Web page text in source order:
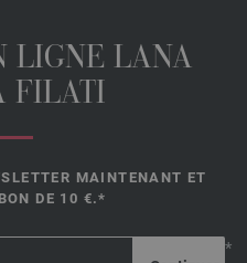
LIGNE LANA
FILATI
MAINTENANT ET
DE 10 €.*
*